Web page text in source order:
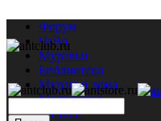
Форум
ЧаВо
Муравьи
Библиотека
Муравьи дома
Мастерская
Каталог